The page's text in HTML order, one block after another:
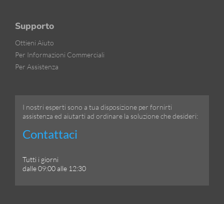
Supporto
Ottieni Aiuto
Per Informazioni Commerciali
Per Assistenza
I nostri esperti sono a tua disposizione per fornirti
assistenza ed aiutarti ad ordinare la soluzione che desideri:
Contattaci
Tutti i giorni
dalle 09:00 alle 12:30